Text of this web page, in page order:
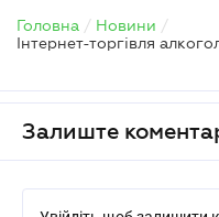
Головна / Новини /
Залиште